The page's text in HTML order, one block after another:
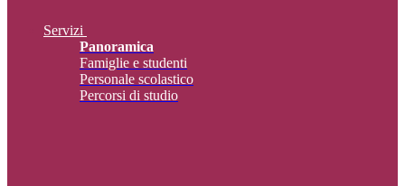
Servizi
Panoramica
Famiglie e studenti
Personale scolastico
Percorsi di studio